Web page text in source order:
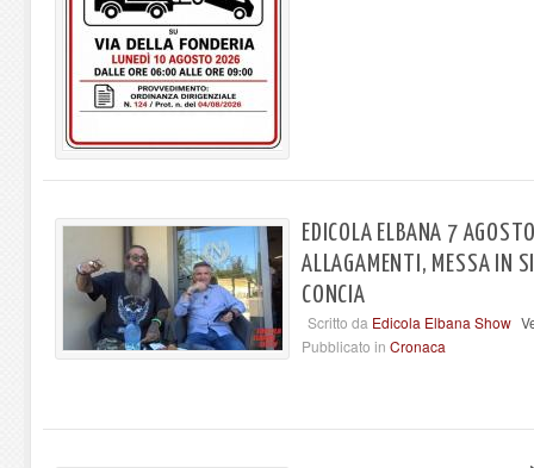
EDICOLA ELBANA 7
ALLAGAMENTI, MESSA IN
CONCIA
Scritto da Edicola Elbana Show
Pubblicato in Cronaca